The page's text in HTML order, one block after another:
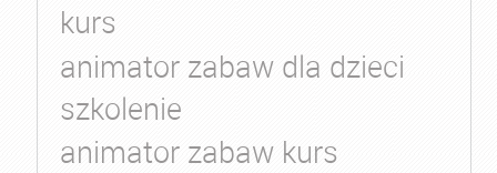
kurs
animator zabaw dla dzieci
szkolenie
animator zabaw kurs